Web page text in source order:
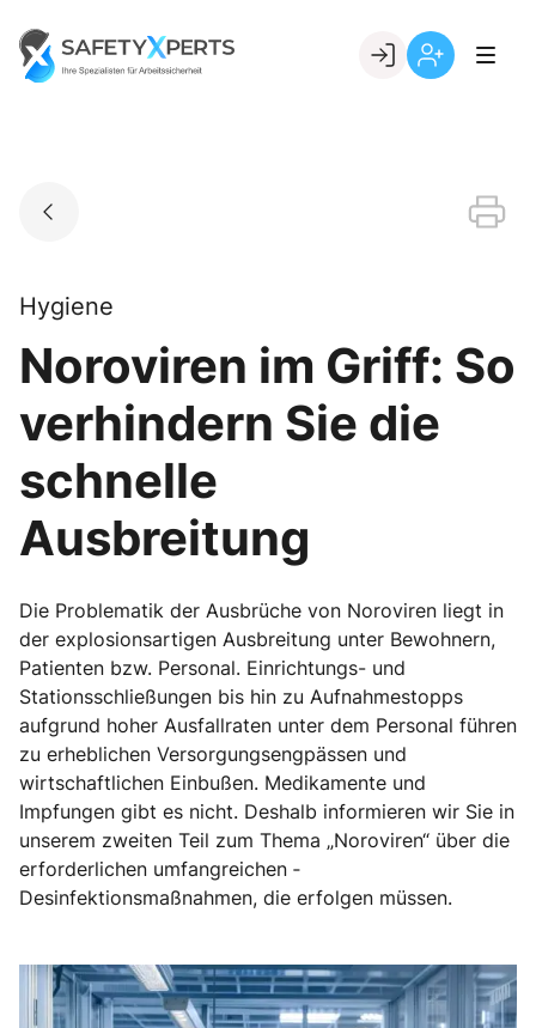
content
Go to landing page.
Hygiene
Noroviren im Griff: So
verhindern Sie die
schnelle
Ausbreitung
Die Problematik der Ausbrüche von Noroviren liegt in
der explosionsartigen Ausbreitung unter Bewohnern,
Patienten bzw. Personal. Einrichtungs- und
Stationsschließungen bis hin zu Aufnahmestopps
aufgrund hoher Ausfallraten unter dem Personal führen
zu erheblichen Versorgungsengpässen und
wirtschaftlichen Einbußen. Medikamente und
Impfungen gibt es nicht. Deshalb informieren wir Sie in
unserem zweiten Teil zum Thema „Noroviren“ über die
erforderlichen umfangreichen ­
Desinfektionsmaßnahmen, die erfolgen müssen.